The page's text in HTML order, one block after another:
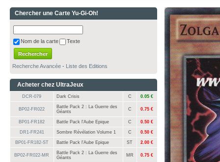
Chercher une Carte Yu-Gi-Oh!
Nom de la carte Texte
Recherche Avancée - Liste des Editions
Acheter chez UltraJeux
DCR-079 Dark Crisis C 0.05 €
BP02-FR022
Battle Pack 2 : La Guerre des
Géants
C 0.75 €
BP01-FR182 Battle Pack l'Aube Epique C 0.50 €
DR1-FR241 Sombre Révélation Volume 1 C 0.50 €
BP01-FR182-ST Battle Pack l'Aube Epique ST 2.00 €
BP02-FR022-MR
Battle Pack 2 : La Guerre des
Géants
MR 0.75 €